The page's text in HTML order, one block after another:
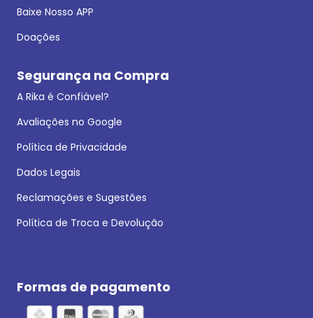
Baixe Nosso APP
Doações
Segurança na Compra
A Rika é Confiável?
Avaliações no Google
Política de Privacidade
Dados Legais
Reclamações e Sugestões
Política de Troca e Devolução
Formas de pagamento